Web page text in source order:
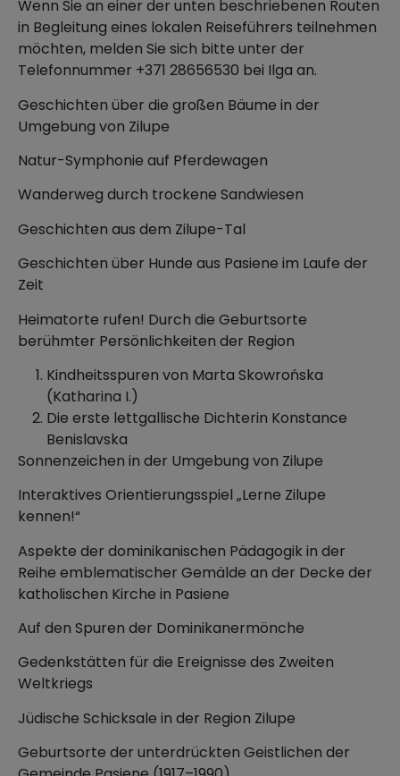
Wenn Sie an einer der unten beschriebenen Routen
in Begleitung eines lokalen Reiseführers teilnehmen
möchten, melden Sie sich bitte unter der
Telefonnummer +371 28656530 bei Ilga an.
Geschichten über die großen Bäume in der
Umgebung von Zilupe
Natur-Symphonie auf Pferdewagen
Wanderweg durch trockene Sandwiesen
Geschichten aus dem Zilupe-Tal
Geschichten über Hunde aus Pasiene im Laufe der
Zeit
Heimatorte rufen! Durch die Geburtsorte
berühmter Persönlichkeiten der Region
Kindheitsspuren von Marta Skowrońska
(Katharina I.)
Die erste lettgallische Dichterin Konstance
Benislavska
Sonnenzeichen in der Umgebung von Zilupe
Interaktives Orientierungsspiel „Lerne Zilupe
kennen!“
Aspekte der dominikanischen Pädagogik in der
Reihe emblematischer Gemälde an der Decke der
katholischen Kirche in Pasiene
Auf den Spuren der Dominikanermönche
Gedenkstätten für die Ereignisse des Zweiten
Weltkriegs
Jüdische Schicksale in der Region Zilupe
Geburtsorte der unterdrückten Geistlichen der